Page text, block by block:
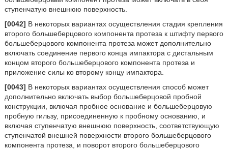
ступенчатую внешнюю поверхность.
[0042] В некоторых вариантах осуществления стадия крепления
второго большеберцового компонента протеза к штифту первого
большеберцового компонента протеза может дополнительно
включать соединение первого конца импактора с дистальным
концом второго большеберцового компонента протеза и
приложение силы ко второму концу импактора.
[0043] В некоторых вариантах осуществления способ может
дополнительно включать выбор большеберцовой пробной
конструкции, включая пробное основание и большеберцовую
пробную гильзу, присоединенную к пробному основанию, и
включая ступенчатую внешнюю поверхность, соответствующую
ступенчатой внешней поверхности второго большеберцового
компонента протеза, и поворот второго большеберцового